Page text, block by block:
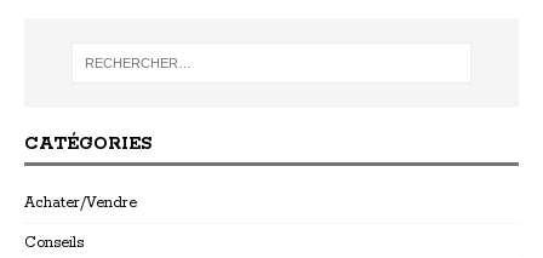
CATÉGORIES
Achater/Vendre
Conseils